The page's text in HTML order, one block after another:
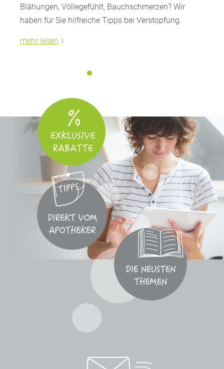
Blähungen, Völlegefühlt, Bauchschmerzen? Wir
haben für Sie hilfreiche Tipps bei Verstopfung.
mehr lesen